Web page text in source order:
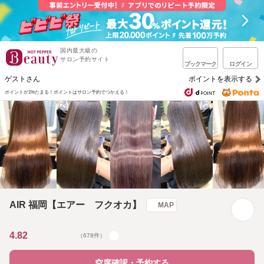
国内最大級の
サロン予約サイト
ブックマーク ログイン
ゲストさん ポイントを表示する
ポイントが1%たまる！ ポイントはサロン予約でつかえる！
AIR 福岡【エアー フクオカ】 MAP
4.82 （678件）